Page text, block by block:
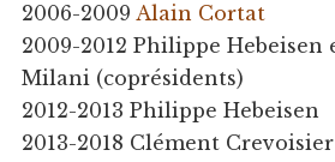
2006-2009 Alain Cortat
2009-2012 Philippe Hebeisen
Milani (coprésidents)
2012-2013 Philippe Hebeisen
2013-2018 Clément Crevoisier